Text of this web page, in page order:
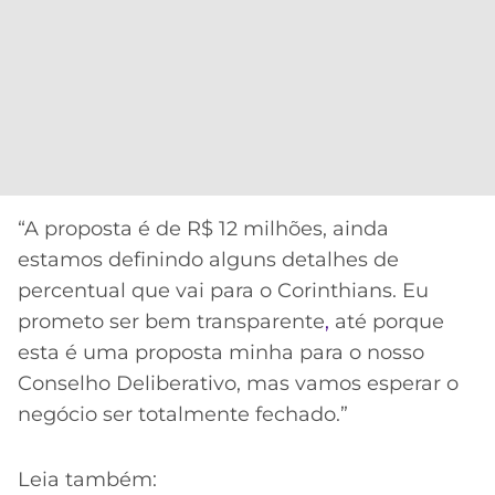
“A proposta é de R$ 12 milhões, ainda
estamos definindo alguns detalhes de
percentual que vai para o Corinthians. Eu
prometo ser bem transparente, até porque
esta é uma proposta minha para o nosso
Conselho Deliberativo, mas vamos esperar o
negócio ser totalmente fechado.”
Leia também: